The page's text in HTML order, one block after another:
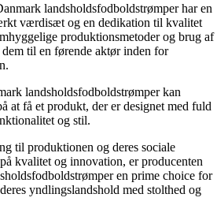
landsholdsfodboldstrømper har en
værdisæt og en dedikation til kvalitet
produktionsmetoder og brug af
til en førende aktør inden for
landsholdsfodboldstrømper kan
at få et produkt, der er designet med fuld
og stil.
til produktionen og deres sociale
kvalitet og innovation, er producenten
en prime choice for
yndlingslandshold med stolthed og